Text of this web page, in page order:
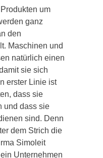
um
ganz
den
Maschinen und
natürlich einen
sie sich
erster Linie ist
dass sie
und dass sie
sind. Denn
dem Strich die
Simoleit
Unternehmen